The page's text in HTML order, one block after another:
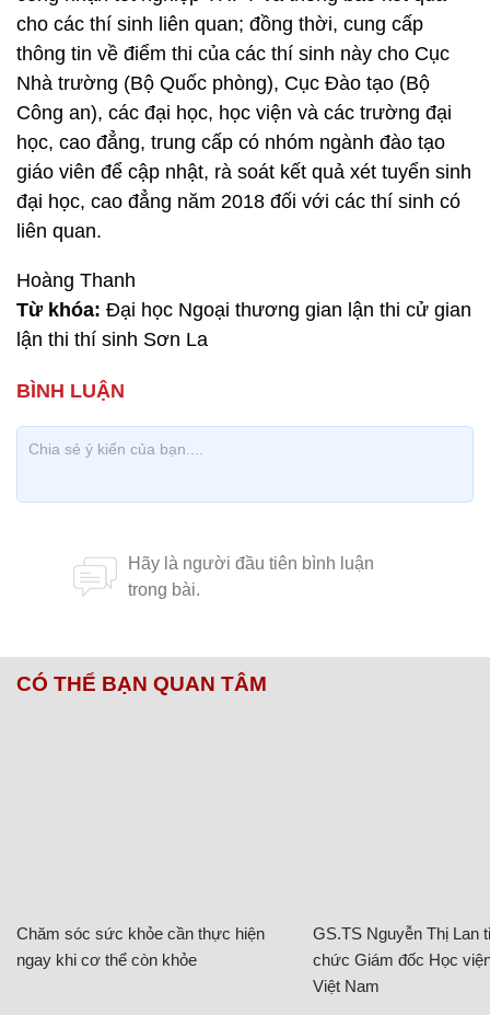
cho các thí sinh liên quan; đồng thời, cung cấp
thông tin về điểm thi của các thí sinh này cho Cục
Nhà trường (Bộ Quốc phòng), Cục Đào tạo (Bộ
Công an), các đại học, học viện và các trường đại
học, cao đẳng, trung cấp có nhóm ngành đào tạo
giáo viên để cập nhật, rà soát kết quả xét tuyển sinh
đại học, cao đẳng năm 2018 đối với các thí sinh có
liên quan.
Hoàng Thanh
Từ khóa: Đại học Ngoại thương gian lận thi cử gian
lận thi thí sinh Sơn La
CÓ THỂ BẠN QUAN TÂM
Chăm sóc sức khỏe cần thực hiện
ngay khi cơ thể còn khỏe
GS.TS Nguyễn Thị Lan
chức Giám đốc Học
Việt Nam